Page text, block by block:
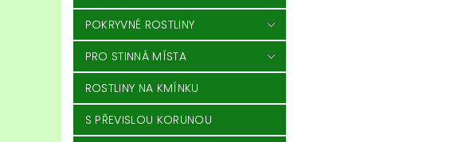
POKRYVNÉ ROSTLINY
PRO STINNÁ MÍSTA
ROSTLINY NA KMÍNKU
S PŘEVISLOU KORUNOU